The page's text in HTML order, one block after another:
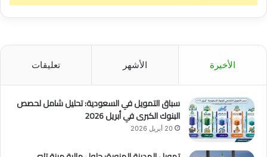
الأخيرة الأشهر تعليقات
سباق التمويل في السعودية: تحليل شامل لحصص
البنوك الكبرى في أبريل 2026
20 أبريل 2026